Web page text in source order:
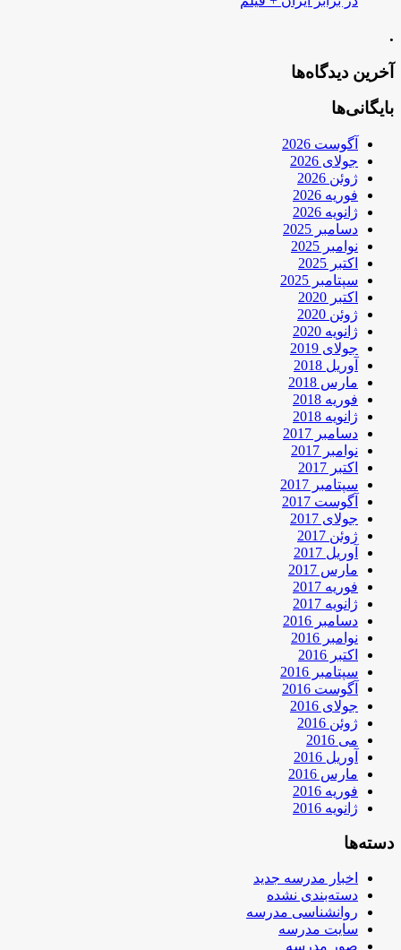
.
آخرین دیدگاه‌ها
بایگانی‌ها
آگوست 2026
جولای 2026
ژوئن 2026
فوریه 2026
ژانویه 2026
دسامبر 2025
نوامبر 2025
اکتبر 2025
سپتامبر 2025
اکتبر 2020
ژوئن 2020
ژانویه 2020
جولای 2019
آوریل 2018
مارس 2018
فوریه 2018
ژانویه 2018
دسامبر 2017
نوامبر 2017
اکتبر 2017
سپتامبر 2017
آگوست 2017
جولای 2017
ژوئن 2017
آوریل 2017
مارس 2017
فوریه 2017
ژانویه 2017
دسامبر 2016
نوامبر 2016
اکتبر 2016
سپتامبر 2016
آگوست 2016
جولای 2016
ژوئن 2016
می 2016
آوریل 2016
مارس 2016
فوریه 2016
ژانویه 2016
دسته‌ها
اخبار مدرسه جدید
دسته‌بندی نشده
روانشناسی مدرسه
سایت مدرسه
صور مدرسه